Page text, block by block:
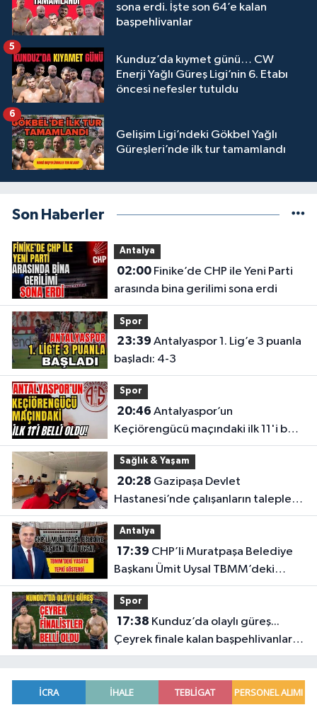
sona erdi. İşte son 64’e kalan
başpehlivanlar
Kunduz’da kıymet günü… CW
Enerji Yağlı Güreş Ligi’nin 6. Etabı
öncesi nefesler tutuldu
5
Gelişim Ligi’ndeki Gökbel Yağlı
Güreşleri’nde ilk tur tamamlandı
6
Son Haberler
Antalya
02:00Finike’de CHP ile Yeni Parti
arasında bina gerilimi sona erdi
Spor
23:39
başladı: 4-3
Spor
20:46
Keçiörengücü maçındaki ilk 11'i belli
oldu!
Sağlık & Yaşam
20:28
Hastanesi’nde çalışanların talepleri
masaya yatırıldı
Antalya
17:39
Başkanı Ümit Uysal TBMM’deki
yasaya tepki gösterdi
Spor
17:38
Çeyrek finale kalan başpehlivanlar
belli oldu